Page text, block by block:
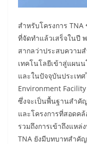
สำหรับโครงการ
ที่จัดทำแล้วเสร็จในปี
สากลว่าประสบความ
เทคโนโลยีเข้าสู่แผน
และในปัจจุบันประเท
Environment
ซึ่งจะเป็นพื้นฐานสำคั
และโครงการที่สอดค
รวมถึงการเข้าถึงแหล่
TNA ยังมีบทบาทสำคั